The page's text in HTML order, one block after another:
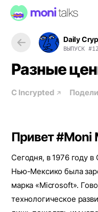
Daily
ВЫПУСК
Разные
С Incrypted
Привет #Moni
Сегодня, в 1976 году
Нью-Мексико была
марка «Microsoft».
технологическое